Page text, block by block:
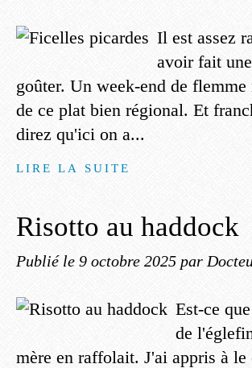
Il est assez
avoir fait
goûter. Un week-end de
de ce plat bien régional. Et
direz qu'ici on a...
LIRE LA SUITE
Risotto au haddock
Publié le 9 octobre 2025 par
Est-ce
de
mère en raffolait. J'ai appris à